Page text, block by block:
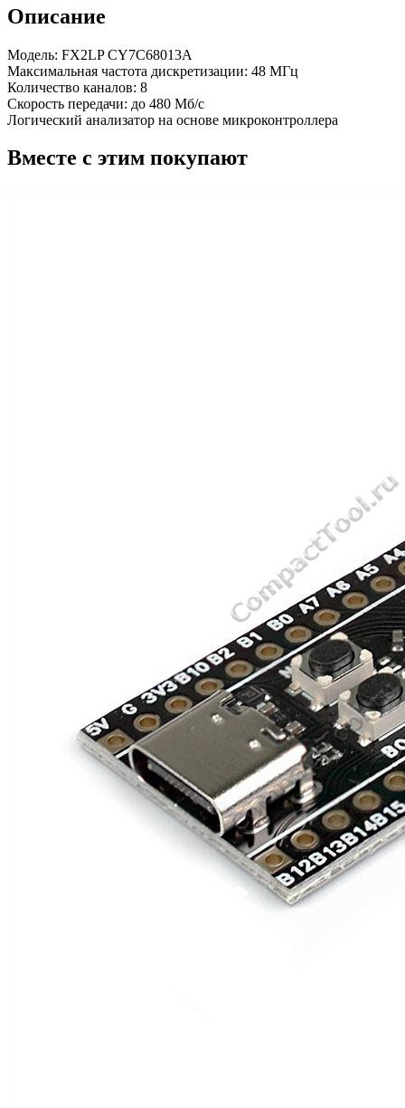
Описание
Модель: FX2LP CY7C68013A
Максимальная частота дискретизации: 48 МГц
Количество каналов: 8
Скорость передачи: до 480 Мб/с
Логический анализатор на основе микроконтроллера
Вместе с этим покупают